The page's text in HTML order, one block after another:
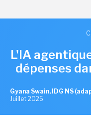
L'IA
dépenses
Gyana Swain, IDG NS
Juillet 2026